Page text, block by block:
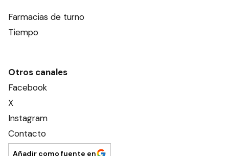
Farmacias de turno
Tiempo
Otros canales
Facebook
X
Instagram
Contacto
Añadir como fuente en